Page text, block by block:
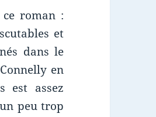
roman :
et
dans le
en
est assez
peu trop